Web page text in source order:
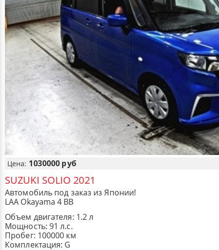
Цена: 1030000 руб
SUZUKI SOLIO 2021
Автомобиль под заказ из Японии!
LAA Okayama 4 BB
Объем двигателя: 1.2 л
Мощность: 91 л.с.
Пробег: 100000 км
Комплектация: G